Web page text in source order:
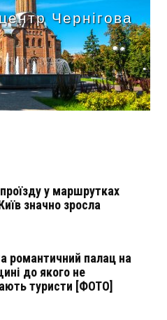
Чернігова
у маршрутках
значно зросла
романтичний палац на
до якого не
туристи [ФОТО]